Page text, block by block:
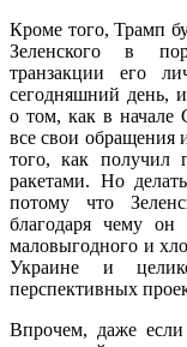
Кроме того, Трамп
Зеленского в
транзакции его
сегодняшний день,
о том, как в
все свои обращения
того, как получил
ракетами. Но
потому что
благодаря чему он
маловыгодного и
Украине и
перспективных
Впрочем, даже если